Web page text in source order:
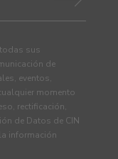
sus
de
eventos,
momento
rectificación,
de Datos de CIN
información